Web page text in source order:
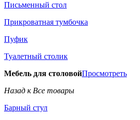
Письменный стол
Прикроватная тумбочка
Пуфик
Туалетный столик
Мебель для столовойПросмотреть
Назад к Все товары
Барный стул